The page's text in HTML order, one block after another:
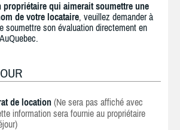
propriétaire qui aimerait soumettre une
de votre locataire, veuillez demander à
soumettre son évaluation directement en
de location (Ne sera pas affiché avec
information sera fournie au propriétaire